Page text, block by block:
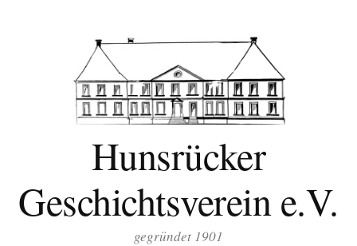
Hunsrücker
Geschichtsverein e.V.
gegründet 1901